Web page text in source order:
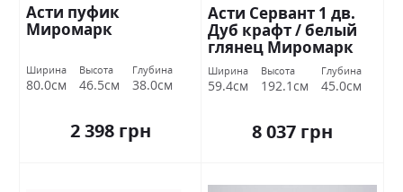
Асти пуфик
Миромарк
Ширина
80.0см
Высота
46.5см
Глубина
38.0см
2 398 грн
Асти Сервант 1 дв.
Дуб крафт / белый
глянец Миромарк
Ширина
59.4см
Высота
192.1см
Глубина
45.0см
8 037 грн